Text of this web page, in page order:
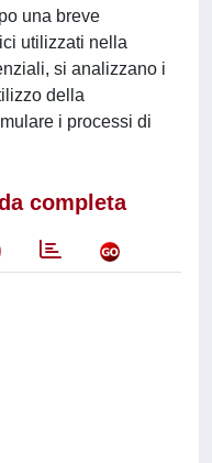
una breve
utilizzati nella
si analizzano i
della
i processi di
completa